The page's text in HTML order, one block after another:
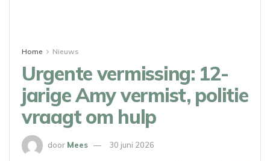
Home Nieuws
Urgente vermissing: 12-
jarige Amy vermist, politie
vraagt om hulp
door Mees 30 juni 2026